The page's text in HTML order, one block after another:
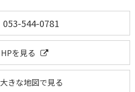
053-544-0781
HPを見る
大きな地図で見る